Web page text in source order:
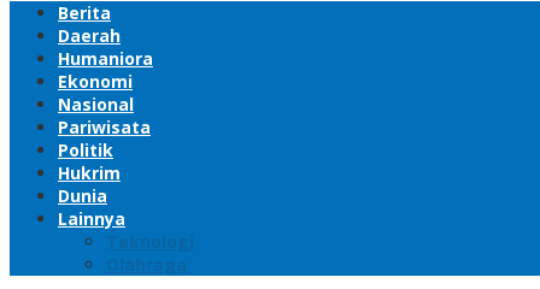
Berita
Daerah
Humaniora
Ekonomi
Nasional
Pariwisata
Politik
Hukrim
Dunia
Lainnya
Teknologi
Olahraga